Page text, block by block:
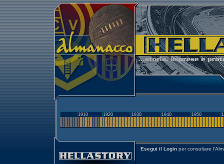
1910 1920 1930 1940 1950
Esegui il Login per consultare